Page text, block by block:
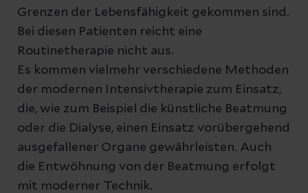
Grenzen der Lebensfähigkeit gekommen sind.
Bei diesen Patienten reicht eine
Routinetherapie nicht aus.
Es kommen vielmehr verschiedene Methoden
der modernen Intensivtherapie zum Einsatz,
die, wie zum Beispiel die künstliche Beatmung
oder die Dialyse, einen Einsatz vorübergehend
ausgefallener Organe gewährleisten. Auch
die Entwöhnung von der Beatmung erfolgt
mit moderner Technik.